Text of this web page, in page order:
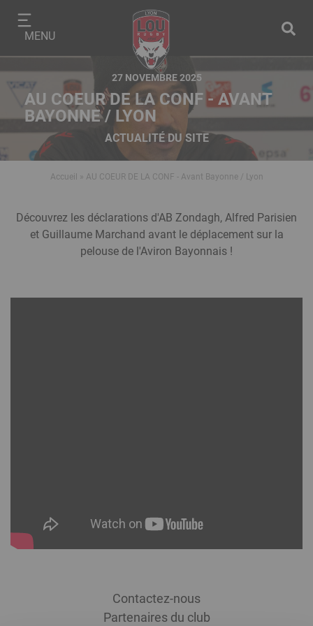
contenu
principal
MENU
27 NOVEMBRE 2025
AU COEUR DE LA CONF - AVANT
BAYONNE / LYON
ACTUALITÉ DU SITE
Fil
Accueil AU COEUR DE LA CONF - Avant Bayonne / Lyon
Modules
éditoriaux
Texte
riche
Découvrez les déclarations d'AB Zondagh, Alfred Parisien
et Guillaume Marchand avant le déplacement sur la
pelouse de l'Aviron Bayonnais !
Menu
Footer
Contactez-nous
Partenaires du club
Panneau de gestion des cookies